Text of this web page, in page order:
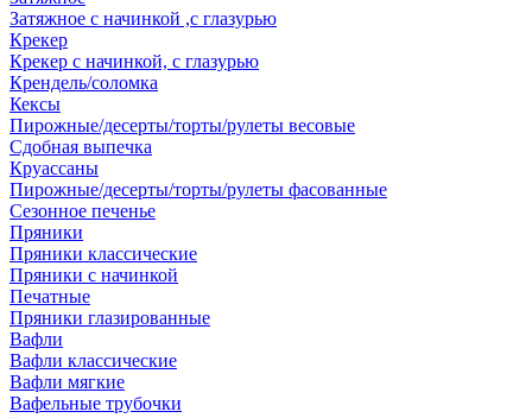
Затяжное с начинкой ,с глазурью
Крекер
Крекер с начинкой, с глазурью
Крендель/соломка
Кексы
Пирожные/десерты/торты/рулеты весовые
Сдобная выпечка
Круассаны
Пирожные/десерты/торты/рулеты фасованные
Сезонное печенье
Пряники
Пряники классические
Пряники с начинкой
Печатные
Пряники глазированные
Вафли
Вафли классические
Вафли мягкие
Вафельные трубочки